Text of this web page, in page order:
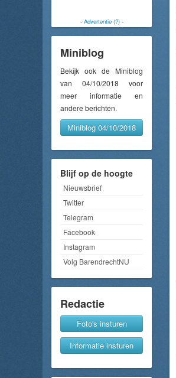
- Advertentie (?)-
Miniblog
Bekijk ook de Miniblog
van 04/10/2018 voor
meer informatie en
andere berichten.
Miniblog 04/10/2018
Blijf op de hoogte
Nieuwsbrief
Twitter
Telegram
Facebook
Instagram
Volg BarendrechtNU
Redactie
Foto's insturen
Informatie insturen